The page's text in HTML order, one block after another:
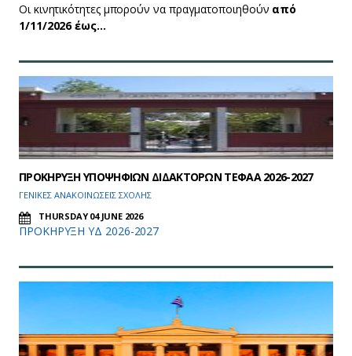
Οι κινητικότητες μπορούν να πραγματοποιηθούν από
1/11/2026 έως…
ΠΡΟΚΗΡΥΞΗ ΥΠΟΨΗΦΙΩΝ ΔΙΔΑΚΤΟΡΩΝ ΤΕΦΑΑ 2026-2027
ΓΕΝΙΚΕΣ ΑΝΑΚΟΙΝΩΣΕΙΣ ΣΧΟΛΗΣ
THURSDAY 04 JUNE 2026
ΠΡΟΚΗΡΥΞΗ ΥΔ 2026-2027